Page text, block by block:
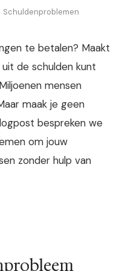
Schuldenproblemen
te betalen? Maakt
de schulden kunt
mensen
maak je geen
bespreken we
om jouw
zonder hulp van